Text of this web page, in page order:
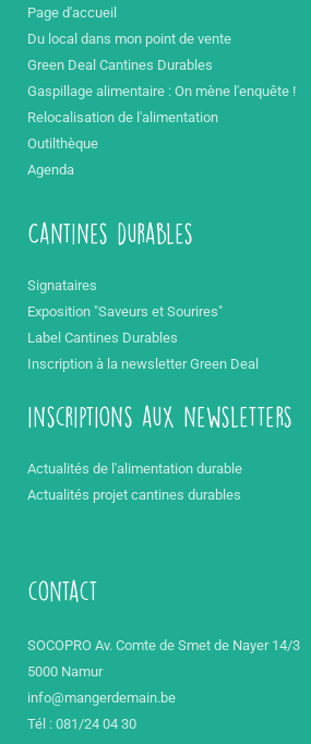
Page d'accueil
Du local dans mon point de vente
Green Deal Cantines Durables
Gaspillage alimentaire : On mène l'enquête !
Relocalisation de l'alimentation
Outilthèque
Agenda
Cantines durables
Signataires
Exposition "Saveurs et Sourires"
Label Cantines Durables
Inscription à la newsletter Green Deal
inscriptions aux newsletters
Actualités de l'alimentation durable
Actualités projet cantines durables
contact
SOCOPRO Av. Comte de Smet de Nayer 14/3
5000 Namur
info@mangerdemain.be
Tél : 081/24 04 30